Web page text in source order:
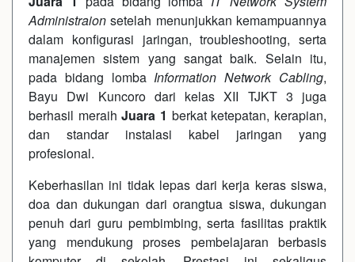
Administraionsetelah menunjukkan kemampuannya
dalam konfigurasi jaringan, troubleshooting, serta
manajemen sistem yang sangat baik. Selain itu,
pada bidang lombaInformation Network Cabling,
Bayu Dwi Kuncoro dari kelas XII TJKT 3 juga
berhasil meraihJuara 1 berkat ketepatan, kerapian,
dan standar instalasi kabel jaringan yang
profesional.
Keberhasilan ini tidak lepas dari kerja keras siswa,
doa dan dukungan dari orangtua siswa, dukungan
penuh dari guru pembimbing, serta fasilitas praktik
yang mendukung proses pembelajaran berbasis